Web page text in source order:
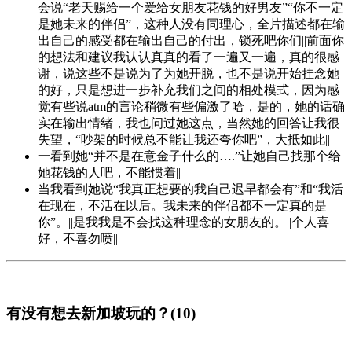
会说“老天赐给一个爱给女朋友花钱的好男友”“你不一定
是她未来的伴侣”，这种人没有同理心，全片描述都在输
出自己的感受都在输出自己的付出，锁死吧你们||前面你
的想法和建议我认认真真的看了一遍又一遍，真的很感
谢，说这些不是说为了为她开脱，也不是说开始挂念她
的好，只是想进一步补充我们之间的相处模式，因为感
觉有些说atm的言论稍微有些偏激了哈，是的，她的话确
实在输出情绪，我也问过她这点，当然她的回答让我很
失望，“吵架的时候总不能让我还夸你吧”，大抵如此||
一看到她“并不是在意金子什么的….”让她自己找那个给
她花钱的人吧，不能惯着||
当我看到她说“我真正想要的我自己迟早都会有”和“我活
在现在，不活在以后。我未来的伴侣都不一定真的是
你”。||是我我是不会找这种理念的女朋友的。||个人喜
好，不喜勿喷||
有没有想去新加坡玩的？(10)